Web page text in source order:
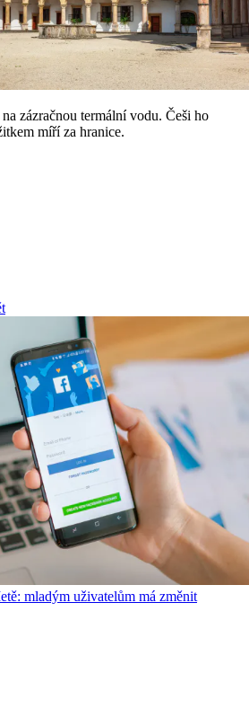
zázračnou termální vodu. Češi ho
míří za hranice.
mladým uživatelům má změnit